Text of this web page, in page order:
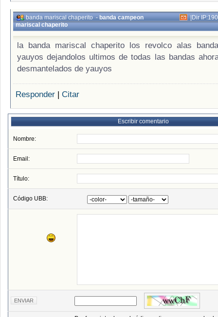
banda mariscal chaperito-banda campeon
mariscal chaperito
|Dir
la banda mariscal chaperito los revolco alas
yauyos dejandolos ultimos de todas las bandas
desmantelados de yauyos
Responder | Citar
Escribir comentario
Nombre:
Email:
Título:
Código UBB: